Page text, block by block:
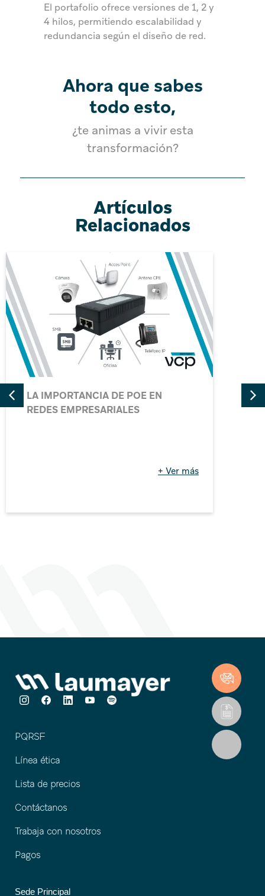
El portafolio ofrece versiones de 1, 2 y
4 hilos, permitiendo escalabilidad y
redundancia según el diseño de red.
Ahora que sabes
todo esto,
¿te animas a vivir esta
transformación?
Artículos
Relacionados
LA IMPORTANCIA DE POE EN
REDES EMPRESARIALES
+ Ver más
PQRSF
Línea ética
Lista de precios
Contáctanos
Trabaja con nosotros
Pagos
Sede Principal